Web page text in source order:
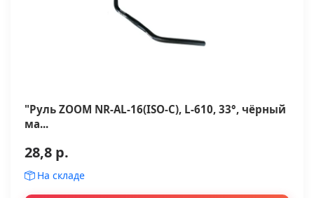
"Руль ZOOM NR-AL-16(ISO-C), L-610, 33°, чёрный
ма...
28,8 р.
На складе